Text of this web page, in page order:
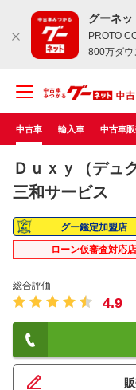
グーネッ
PROTO
800万ダウ
中古車 輸入車 中古車
Ｄｕｘｙ（デュ
三和サービス
グー鑑定加盟店
ローン仮審査対応店
総合評価
4.9